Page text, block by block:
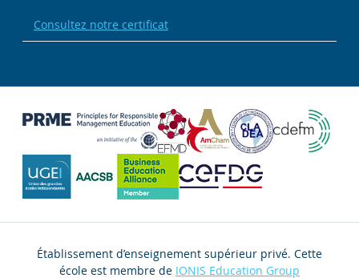
Consultez notre certificat
Établissement d’enseignement supérieur privé. Cette
école est membre de IONIS Education Group